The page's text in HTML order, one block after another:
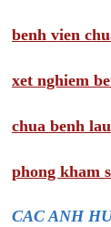
benh vien
xet nghiem
chua benh
phong kham
CAC ANH